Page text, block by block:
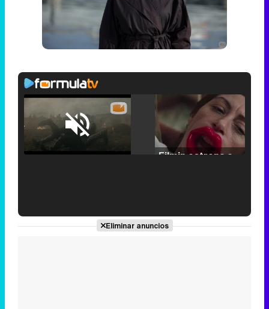
/
Loaded
25.30%
'120 Minutos' celebra sus 2.000 programas en Telemadrid con un vídeo del día a día en la redacción
Eliminar anuncios